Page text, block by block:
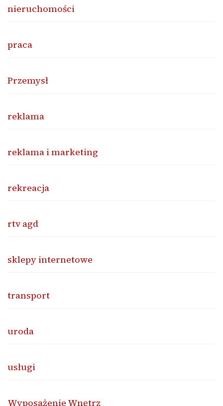
nieruchomości
praca
Przemysł
reklama
reklama i marketing
rekreacja
rtv agd
sklepy internetowe
transport
uroda
usługi
Wyposażenie Wnętrz